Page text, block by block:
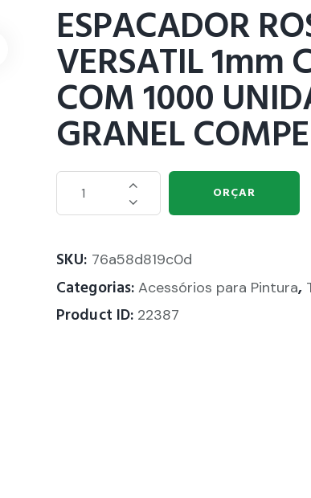
ESPACADOR
VERSATIL 1mm
COM 1000
GRANEL
ORÇAR
SKU: 76a58d819c0d
Categorias:Acessórios para Pintura,
Product ID: 22387